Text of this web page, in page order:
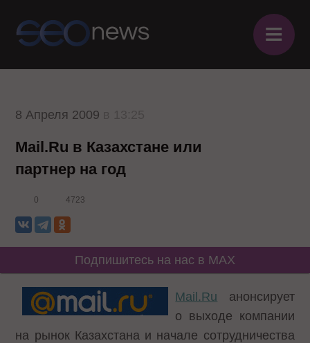
≡
8 Апреля 2009
Mail.Ru в Казахстане или
партнер на год
0 4723
Подпишитесь на нас в MAX
Mail.Ru анонсирует
о выходе компании
на рынок Казахстана и начале сотрудничества